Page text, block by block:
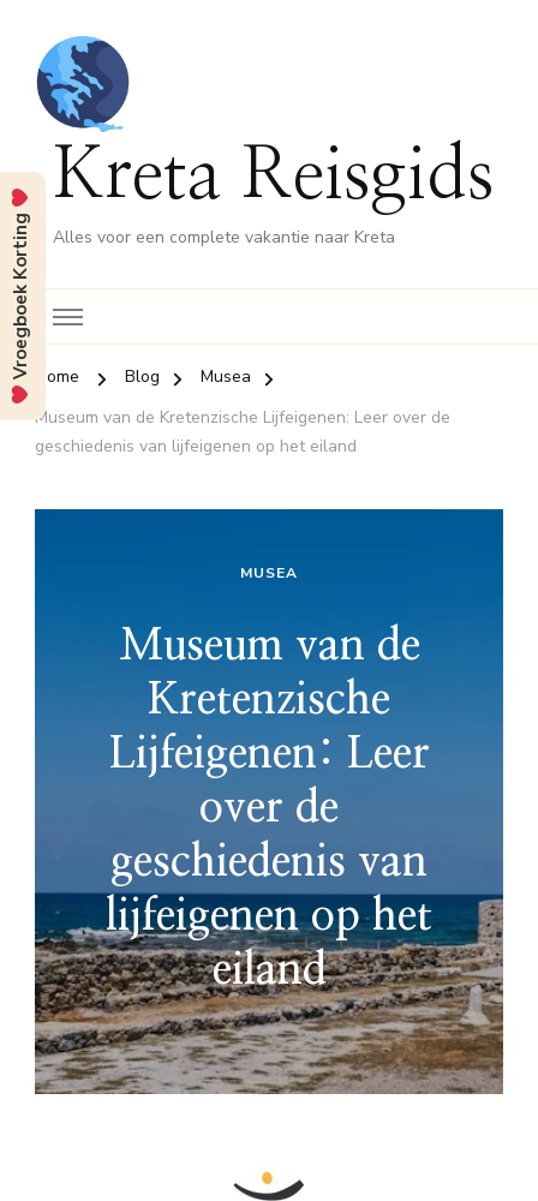
Kreta Reisgids
Alles voor een complete vakantie naar Kreta
Home Blog
Musea
Museum van de Kretenzische Lijfeigenen: Leer over de
geschiedenis van lijfeigenen op het eiland
MUSEA
Museum van de
Kretenzische
Lijfeigenen: Leer
over de
geschiedenis van
lijfeigenen op het
eiland
Vroegboek Korting